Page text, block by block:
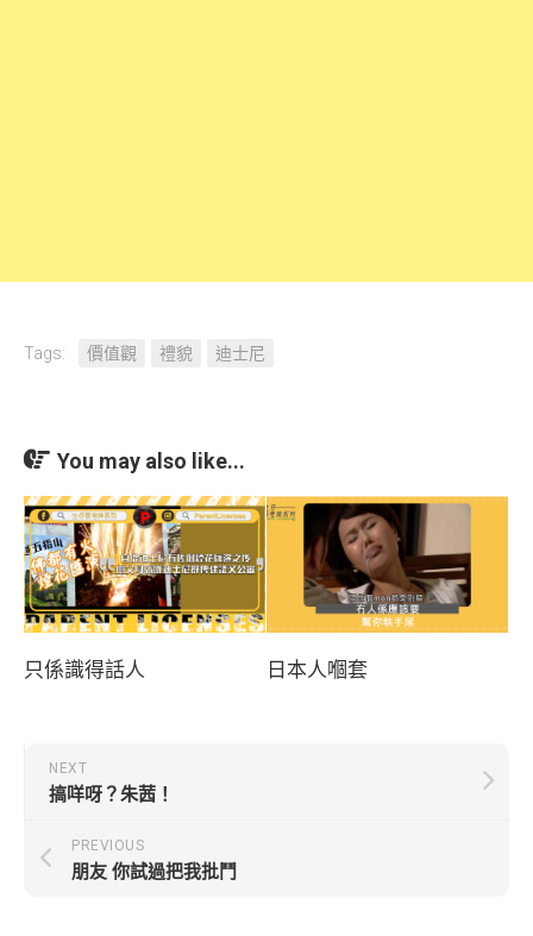
Tags: 價值觀 禮貌 迪士尼
You may also like...
只係識得話人 日本人嗰套
NEXT
搞咩呀？朱茜！
PREVIOUS
朋友 你試過把我批鬥